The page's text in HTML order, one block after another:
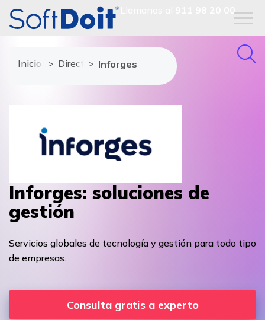
911 98 20 00
Inicio Directorio de proveedores
Inforges
Inforges: soluciones de
gestión
Servicios globales de tecnología y gestión para todo tipo
de empresas.
Consulta gratis a experto